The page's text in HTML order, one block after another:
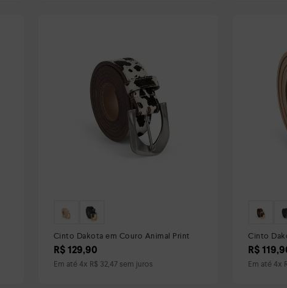
Cinto Dakota em Couro Animal Print
R$ 129,90
Em até4x R$ 32,47sem juros
Cinto
R$ 119,
Em até4x